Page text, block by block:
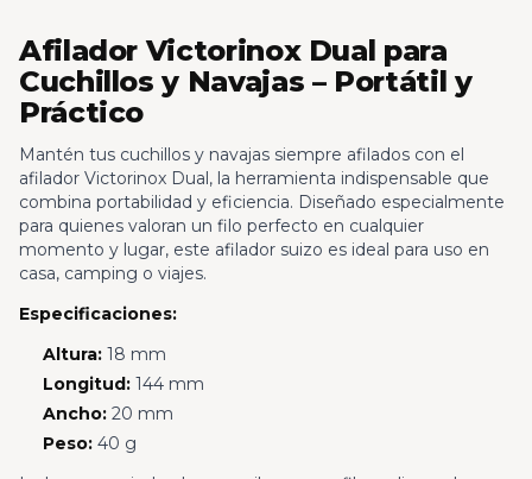
Afilador Victorinox Dual para
Cuchillos y Navajas – Portátil y
Práctico
Mantén tus cuchillos y navajas siempre afilados con el
afilador Victorinox Dual, la herramienta indispensable que
combina portabilidad y eficiencia. Diseñado especialmente
para quienes valoran un filo perfecto en cualquier
momento y lugar, este afilador suizo es ideal para uso en
casa, camping o viajes.
Especificaciones:
Altura:18 mm
Longitud:144 mm
Ancho:20 mm
Peso:40 g